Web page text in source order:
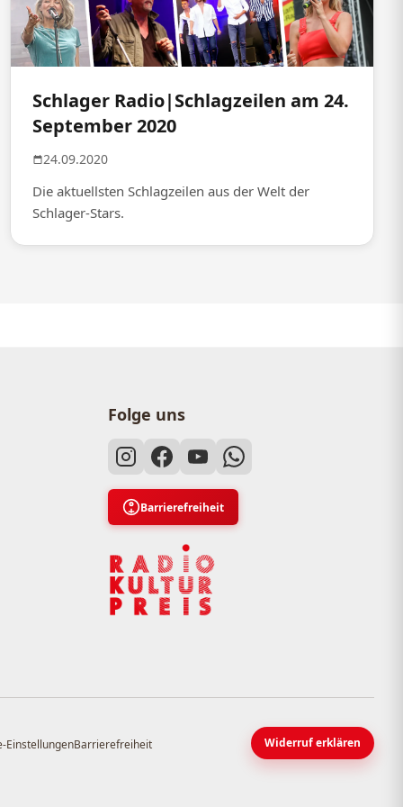
Schlager Radio|Schlagzeilen am 24.
September 2020
24.09.2020
Die aktuellsten Schlagzeilen aus der Welt der
Schlager-Stars.
Folge uns
Barrierefreiheit
EinstellungenBarrierefreiheit Widerruf erklären